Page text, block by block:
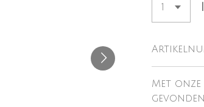
Met onze